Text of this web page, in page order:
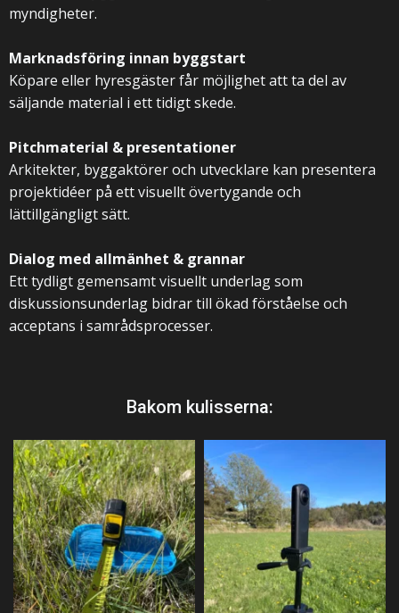
myndigheter.
Marknadsföring innan byggstart
Köpare eller hyresgäster får möjlighet att ta del av
säljande material i ett tidigt skede.
Pitchmaterial & presentationer
Arkitekter, byggaktörer och utvecklare kan presentera
projektidéer på ett visuellt övertygande och
lättillgängligt sätt.
Dialog med allmänhet & grannar
Ett tydligt gemensamt visuellt underlag som
diskussionsunderlag bidrar till ökad förståelse och
acceptans i samrådsprocesser.
Bakom kulisserna: